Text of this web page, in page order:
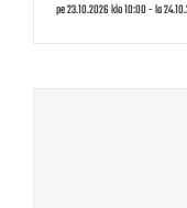
pe 23.10.2026 klo 10:00-la